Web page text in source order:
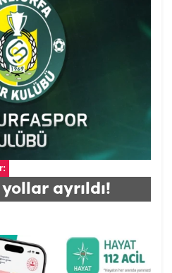
ayrıldı!